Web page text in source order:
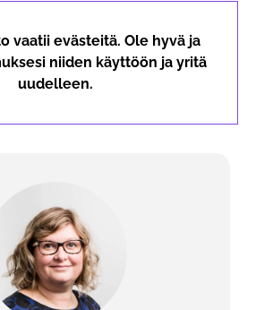
vaatii evästeitä. Ole hyvä ja
niiden käyttöön ja yritä
uudelleen.